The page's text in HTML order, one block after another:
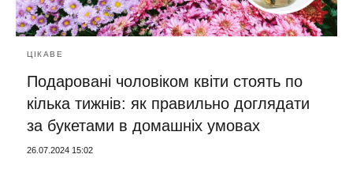
ЦІКАВЕ
Подаровані чоловіком квіти стоять по
кілька тижнів: як правильно доглядати
за букетами в домашніх умовах
26.07.2024 15:02